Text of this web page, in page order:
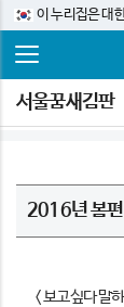
이 누리집은 대
서울꿈새김판
2016년 봄
< 보고싶다 말